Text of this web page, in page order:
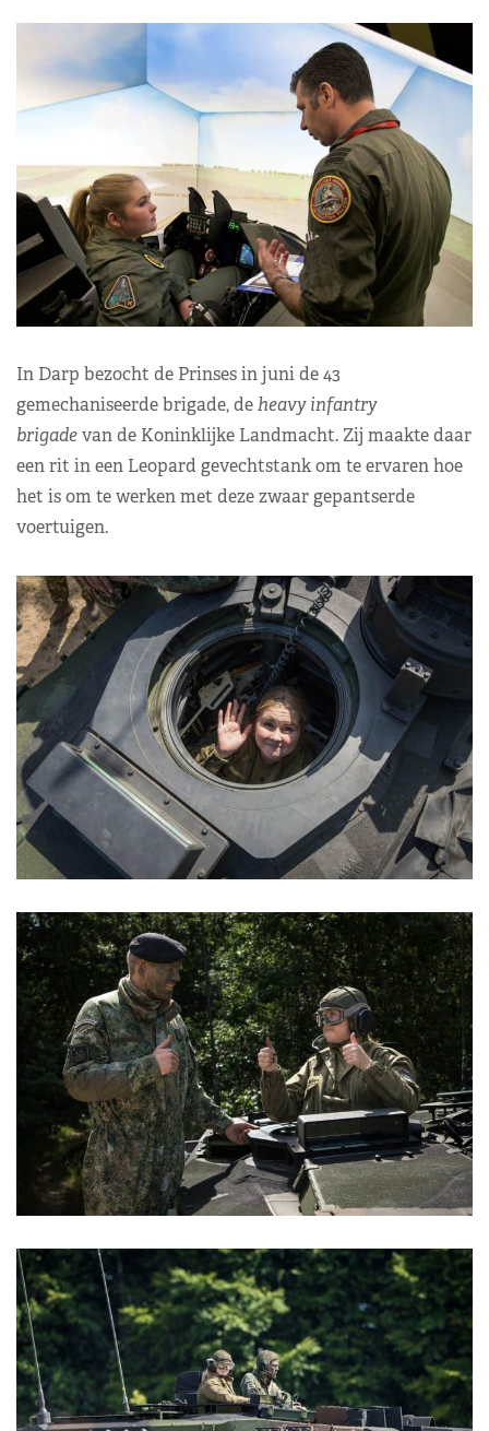
In Darp bezocht de Prinses in juni de 43
gemechaniseerde brigade, deheavy infantry
brigadevan de Koninklijke Landmacht. Zij maakte daar
een rit in een Leopard gevechtstank om te ervaren hoe
het is om te werken met deze zwaar gepantserde
voertuigen.